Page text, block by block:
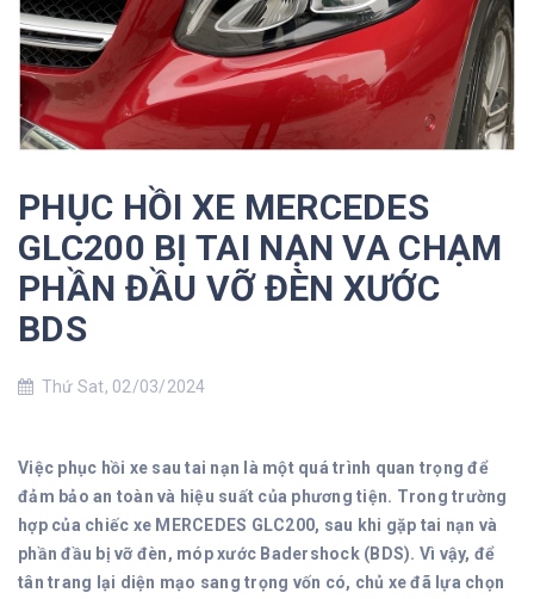
PHỤC HỒI XE MERCEDES
GLC200 BỊ TAI NẠN VA CHẠM
PHẦN ĐẦU VỠ ĐÈN XƯỚC
BDS
Thứ Sat, 02/03/2024
Việc phục hồi xe sau tai nạn là một quá trình quan trọng để
đảm bảo an toàn và hiệu suất của phương tiện. Trong trường
hợp của chiếc xe MERCEDES GLC200, sau khi gặp tai nạn và
phần đầu bị vỡ đèn, móp xước Badershock (BDS). Vì vậy, để
tân trang lại diện mạo sang trọng vốn có, chủ xe đã lựa chọn